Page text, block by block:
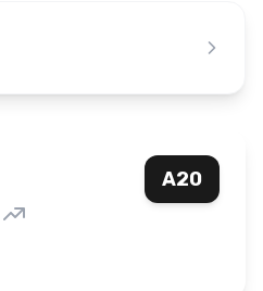
A20